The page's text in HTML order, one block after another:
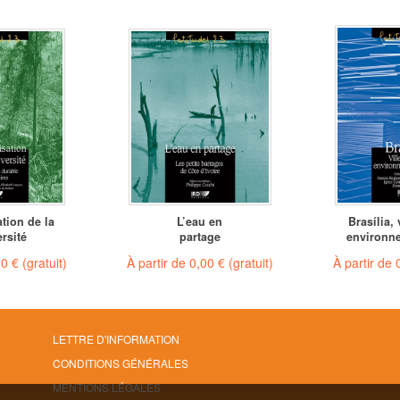
de la
€ (gratuit)
L’eau en
partage
À partir de 0,00 € (gratuit)
Brasília,
À partir de
LETTRE D'INFORMATION
CONDITIONS GÉNÉRALES
MENTIONS LÉGALES